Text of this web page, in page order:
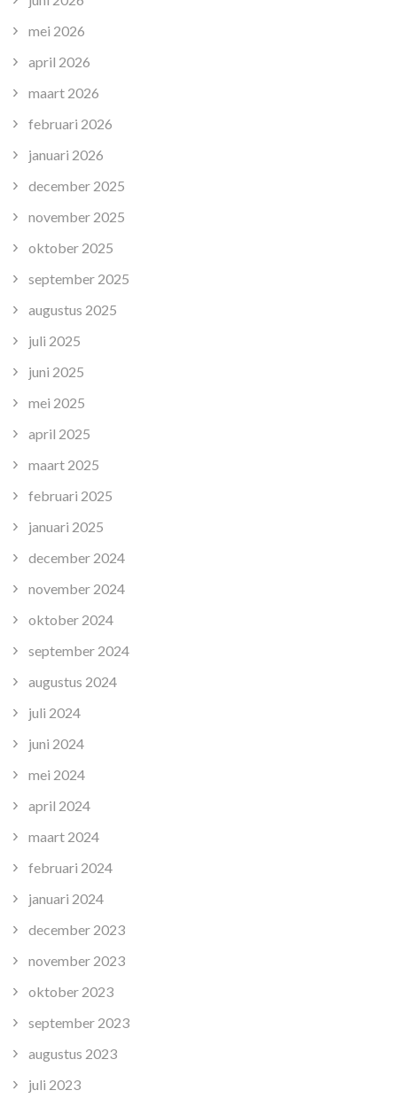
mei 2026
april 2026
maart 2026
februari 2026
januari 2026
december 2025
november 2025
oktober 2025
september 2025
augustus 2025
juli 2025
juni 2025
mei 2025
april 2025
maart 2025
februari 2025
januari 2025
december 2024
november 2024
oktober 2024
september 2024
augustus 2024
juli 2024
juni 2024
mei 2024
april 2024
maart 2024
februari 2024
januari 2024
december 2023
november 2023
oktober 2023
september 2023
augustus 2023
juli 2023